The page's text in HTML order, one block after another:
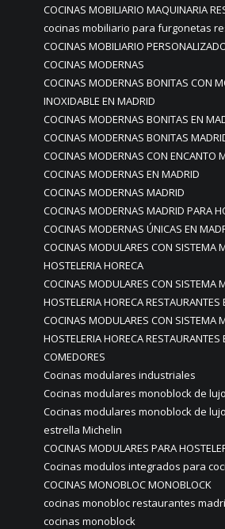
COCINAS MOBILIARIO MAQUINARIA
cocinas mobiliario para furgonetas
COCINAS MOBILIARIO
COCINAS MODERNAS
COCINAS MODERNAS BONITAS CON
INOXIDABLE EN MADRID
COCINAS MODERNAS BONITAS EN
COCINAS MODERNAS BONITAS
COCINAS MODERNAS CON ENCANTO
COCINAS MODERNAS EN MADRID
COCINAS MODERNAS MADRID
COCINAS MODERNAS MADRID PARA
COCINAS MODERNAS ÚNICAS EN
COCINAS MODULARES CON SISTEMA
HOSTELERIA HORECA
COCINAS MODULARES CON SISTEMA
HOSTELERIA HORECA RESTAURANTES
COCINAS MODULARES CON SISTEMA
HOSTELERIA HORECA RESTAURANTES
COMEDORES
Cocinas modulares industriales
Cocinas modulares monoblock de lujo
Cocinas modulares monoblock de
estrella Michelin
COCINAS MODULARES PARA
Cocinas modulos integrados para
COCINAS MONOBLOC MONOBLOCK
cocinas monobloc restaurantes
cocinas monoblock